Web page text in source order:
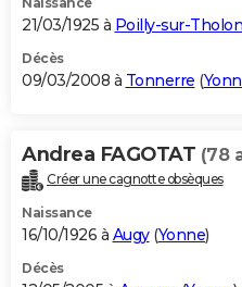
21/03/1925 à Poilly-sur-Tholon
Décès
09/03/2008 à Tonnerre (
Andrea FAGOTAT (78
Créer une cagnotte obsèques
Naissance
16/10/1926 à Augy(Yonne)
Décès